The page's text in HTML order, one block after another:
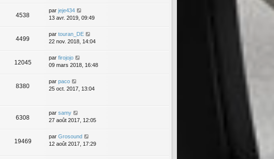
4538
par jeje434
13 avr. 2019, 09:49
4499
par touran_DE
22 nov. 2018, 14:04
12045
par firojojo
09 mars 2018, 16:48
8380
par paco
25 oct. 2017, 13:04
6308
par samy
27 août 2017, 12:05
19469
par Grosound
12 août 2017, 17:29